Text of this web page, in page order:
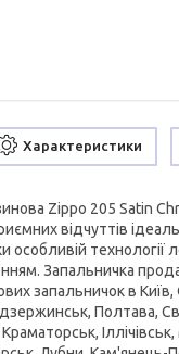
Характеристики
Zippo 205 Satin
відчуттів
особливій
Запальничка
запальничок в
Полтава,